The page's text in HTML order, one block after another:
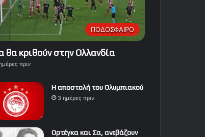
ΠΟΔΟΣΦΑΙΡΟ
θα κριθούν στην Ολλανδία
πριν
Η αποστολή του Ολυμπιακού
3 ημέρες πριν
Ορτέγκα και Σα, ανεβάζουν